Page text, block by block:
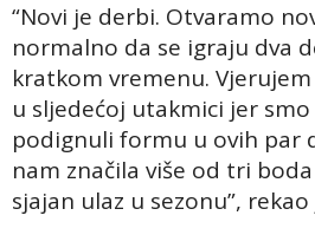
“Novi je derbi. Otvaramo
normalno da se igraju dva
kratkom vremenu.
u sljedećoj utakmici jer
podignuli formu u ovih par
nam značila više od tri
sjajan ulaz u sezonu”, rekao